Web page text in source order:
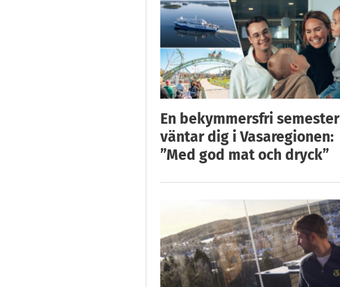
En bekymmersfri semester
väntar dig i Vasaregionen:
”Med god mat och dryck”